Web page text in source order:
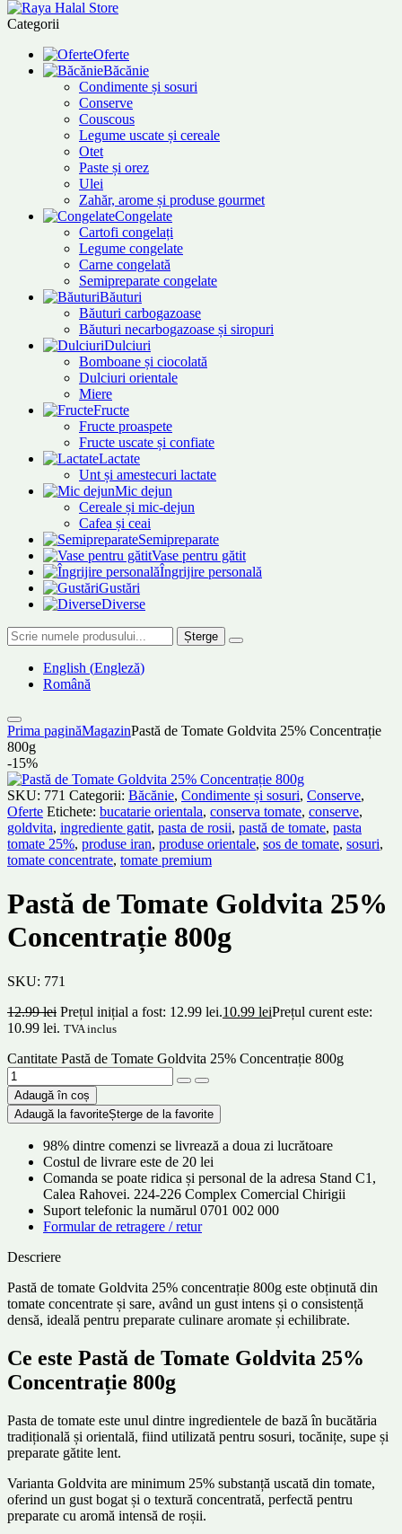
Categorii
Oferte
Băcănie
Condimente și sosuri
Conserve
Couscous
Legume uscate și cereale
Otet
Paste și orez
Ulei
Zahăr, arome și produse gourmet
Congelate
Cartofi congelați
Legume congelate
Carne congelată
Semipreparate congelate
Băuturi
Băuturi carbogazoase
Băuturi necarbogazoase și siropuri
Dulciuri
Bomboane și ciocolată
Dulciuri orientale
Miere
Fructe
Fructe proaspete
Fructe uscate și confiate
Lactate
Unt și amestecuri lactate
Mic dejun
Cereale și mic-dejun
Cafea și ceai
Semipreparate
Vase pentru gătit
Îngrijire personală
Gustări
Diverse
Șterge
English (Engleză)
Română
Prima paginăMagazinPastă de Tomate Goldvita 25% Concentrație
800g
-15%
SKU: 771 Categorii: Băcănie, Condimente și sosuri, Conserve,
Oferte Etichete: bucatarie orientala, conserva tomate, conserve,
goldvita, ingrediente gatit, pasta de rosii, pastă de tomate, pasta
tomate 25%, produse iran, produse orientale, sos de tomate, sosuri,
tomate concentrate, tomate premium
Pastă de Tomate Goldvita 25%
Concentrație 800g
SKU: 771
12.99lei Prețul inițial a fost: 12.99 lei.10.99 leiPrețul curent este:
10.99 lei. TVA inclus
Cantitate Pastă de Tomate Goldvita 25% Concentrație 800g
Adaugă în coș
Adaugă la favoriteȘterge de la favorite
98% dintre comenzi se livrează a doua zi lucrătoare
Costul de livrare este de 20 lei
Comanda se poate ridica și personal de la adresa Stand C1,
Calea Rahovei. 224-226 Complex Comercial Chirigii
Suport telefonic la numărul 0701 002 000
Formular de retragere / retur
Descriere
Pastă de tomate Goldvita 25% concentrație 800g este obținută din
tomate concentrate și sare, având un gust intens și o consistență
densă, ideală pentru preparate culinare aromate și echilibrate.
Ce este Pastă de Tomate Goldvita 25%
Concentrație 800g
Pasta de tomate este unul dintre ingredientele de bază în bucătăria
tradițională și orientală, fiind utilizată pentru sosuri, tocănițe, supe și
preparate gătite lent.
Varianta Goldvita are minimum 25% substanță uscată din tomate,
oferind un gust bogat și o textură concentrată, perfectă pentru
preparate cu aromă intensă de roșii.